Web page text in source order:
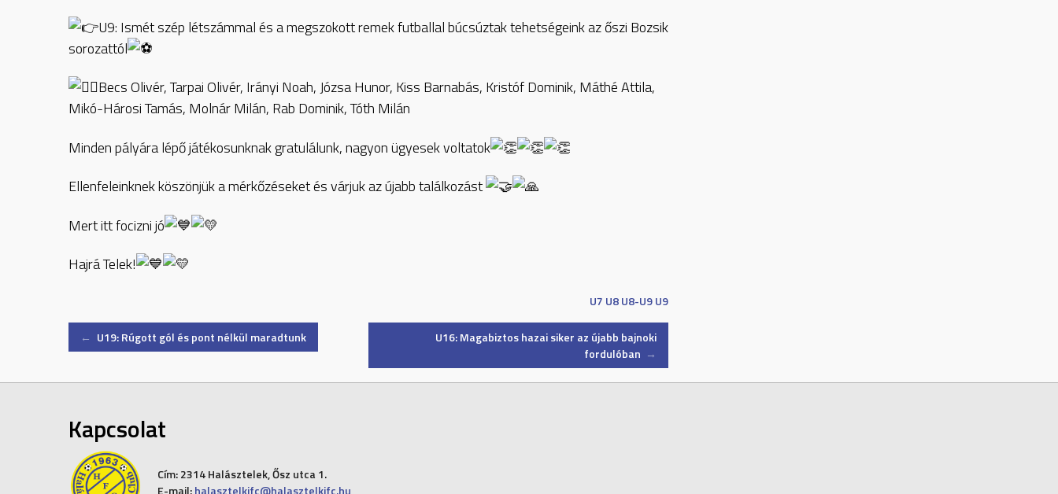
U9: Ismét szép létszámmal és a megszokott remek futballal búcsúztak tehetségeink az őszi Bozsik
sorozattól
Becs Olivér, Tarpai Olivér, Irányi Noah, Józsa Hunor, Kiss Barnabás, Kristóf Dominik, Máthé Attila,
Mikó-Hárosi Tamás, Molnár Milán, Rab Dominik, Tóth Milán
Minden pályára lépő játékosunknak gratulálunk, nagyon ügyesek voltatok
Ellenfeleinknek köszönjük a mérkőzéseket és várjuk az újabb találkozást
Mert itt focizni jó
Hajrá Telek!
U7 U8U8-U9U9
Post
navigation
← U19: Rúgott gól és pont nélkül maradtunk
U16: Magabiztos hazai siker az újabb bajnoki
fordulóban →
Kapcsolat
Cím:2314 Halásztelek, Ősz utca 1.
E-mail: halasztelkifc@halasztelkifc.hu